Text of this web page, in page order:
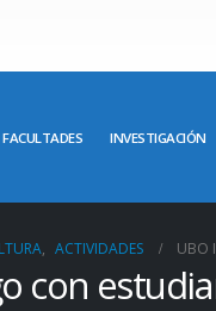
FACULTADES INVESTIGACIÓN
, ACTIVIDADES UBO
con